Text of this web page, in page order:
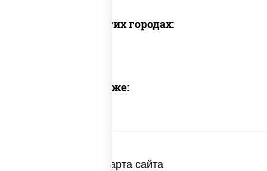
Доставка в других городах:
Предлагаем также:
Карта сайта